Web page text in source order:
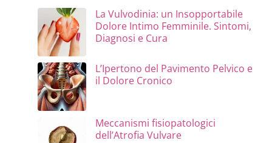
La Vulvodinia: un Insopportabile
Dolore Intimo Femminile. Sintomi,
Diagnosi e Cura
L’Ipertono del Pavimento Pelvico e
il Dolore Cronico
Meccanismi fisiopatologici
dell’Atrofia Vulvare